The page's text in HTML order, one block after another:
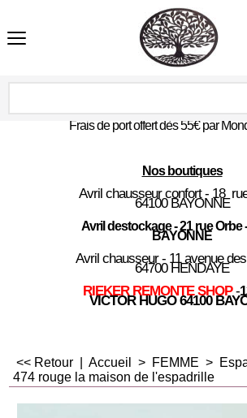
Frais de port offert dès 55€ par
Nos boutiques
Avril chausseur confort - 18
64100 BAYONNE
Avril destockage - 21 rue Orbe
BAYONNE
Avril chausseur - 11 avenue
64700 HENDAYE
RIEKER REMONTE SHOP -
VICTOR HUGO 64100
<< Retour Accueil > FEMME >
474 rouge la maison de l'espadrille